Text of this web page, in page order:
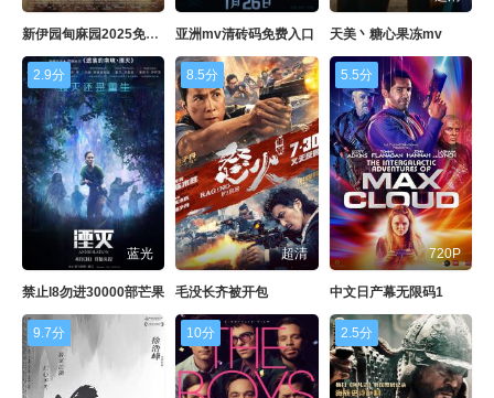
新伊园甸麻园2025免费直达 亚洲mv清砖码免费入口 天美丶糖心果冻mv
2.9分
蓝光
禁止l8勿进30000部芒果
8.5分
超清
毛没长齐被开包
5.5分
720P
中文日产幕无限码1
9.7分 10分 2.5分